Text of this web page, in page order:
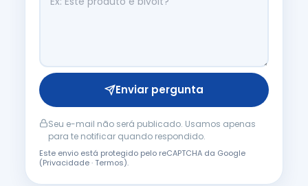
Enviar pergunta
Seu e-mail não será publicado. Usamos apenas
para te notificar quando respondido.
Este envio está protegido pelo reCAPTCHA da Google
(Privacidade·Termos).